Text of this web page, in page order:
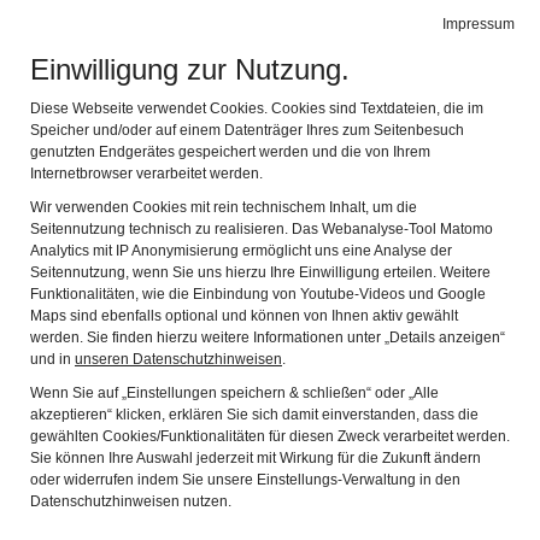
Impressum
Einwilligung zur Nutzung.
Diese Webseite verwendet Cookies. Cookies sind Textdateien, die im
Speicher und/oder auf einem Datenträger Ihres zum Seitenbesuch
genutzten Endgerätes gespeichert werden und die von Ihrem
Internetbrowser verarbeitet werden.
Wir verwenden Cookies mit rein technischem Inhalt, um die
Seitennutzung technisch zu realisieren. Das Webanalyse-Tool Matomo
Analytics mit IP Anonymisierung ermöglicht uns eine Analyse der
Seitennutzung, wenn Sie uns hierzu Ihre Einwilligung erteilen. Weitere
Funktionalitäten, wie die Einbindung von Youtube-Videos und Google
Maps sind ebenfalls optional und können von Ihnen aktiv gewählt
werden. Sie finden hierzu weitere Informationen unter „Details anzeigen“
und in unseren Datenschutzhinweisen.
Wenn Sie auf „Einstellungen speichern & schließen“ oder „Alle
akzeptieren“ klicken, erklären Sie sich damit einverstanden, dass die
gewählten Cookies/Funktionalitäten für diesen Zweck verarbeitet werden.
Sie können Ihre Auswahl jederzeit mit Wirkung für die Zukunft ändern
oder widerrufen indem Sie unsere Einstellungs-Verwaltung in den
Datenschutzhinweisen nutzen.
Gebärdensprache
Museen Schloss Aschach
Zurück
Volkskunde·museum